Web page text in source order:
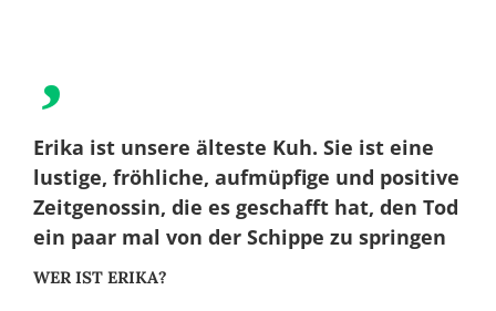
Erika ist unsere älteste Kuh. Sie ist eine
lustige, fröhliche, aufmüpfige und positive
Zeitgenossin, die es geschafft hat, den Tod
ein paar mal von der Schippe zu springen
WER IST ERIKA?